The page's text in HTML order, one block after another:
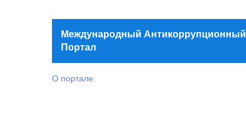
Международный Антикоррупционный
Портал
О портале